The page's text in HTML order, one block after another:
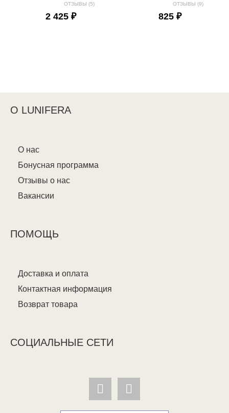
ОТЗЫВЫ (5)
2 425 ₽
ОТЗЫВЫ (9)
825 ₽
О LUNIFERA
О нас
Бонусная программа
Отзывы о нас
Вакансии
ПОМОЩЬ
Доставка и оплата
Контактная информация
Возврат товара
СОЦИАЛЬНЫЕ СЕТИ